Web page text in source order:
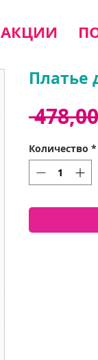
АКЦИИ
Платье
Количество *